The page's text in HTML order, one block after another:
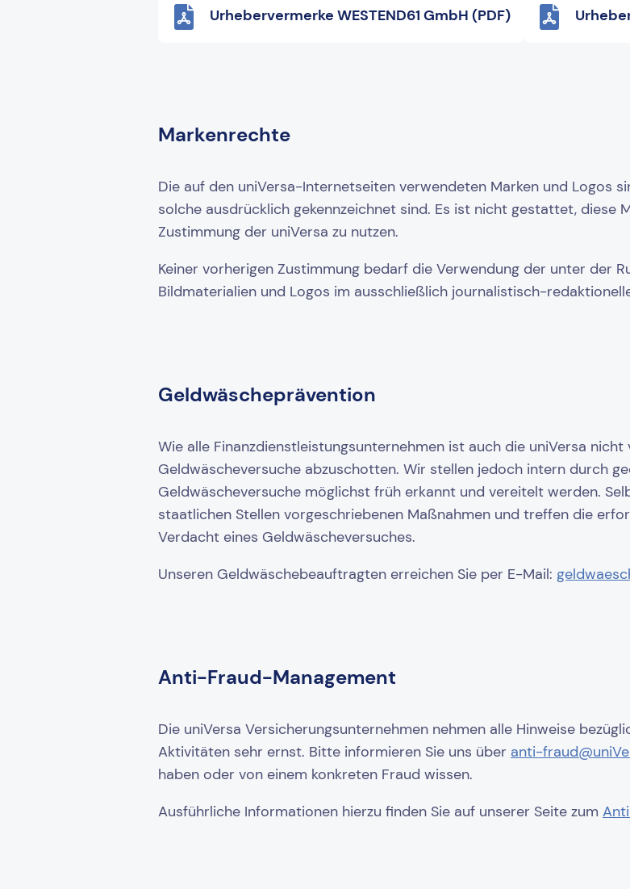
Urhebervermerke WESTEND61 GmbH (PDF)
Markenrechte
Die auf den uniVersa-Internetseiten verwendeten Marken und Logos
solche ausdrücklich gekennzeichnet sind. Es ist nicht gestattet, diese
Zustimmung der uniVersa zu nutzen.
Keiner vorherigen Zustimmung bedarf die Verwendung der unter der
Bildmaterialien und Logos im ausschließlich journalistisch-
Geldwäscheprävention
Wie alle Finanzdienstleistungsunternehmen ist auch die uniVersa
Geldwäscheversuche abzuschotten. Wir stellen jedoch intern durch
Geldwäscheversuche möglichst früh erkannt und vereitelt werden.
staatlichen Stellen vorgeschriebenen Maßnahmen und treffen die
Verdacht eines Geldwäscheversuches.
Unseren Geldwäschebeauftragten erreichen Sie per E-Mail:
Anti-Fraud-Management
Die uniVersa Versicherungsunternehmen nehmen alle Hinweise
Aktivitäten sehr ernst. Bitte informieren Sie uns über anti-
haben oder von einem konkreten Fraud wissen.
Ausführliche Informationen hierzu finden Sie auf unserer Seite zum